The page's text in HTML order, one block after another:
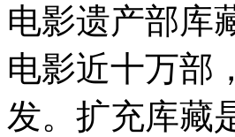
电影遗产部库
电影近十万部
发。扩充库藏